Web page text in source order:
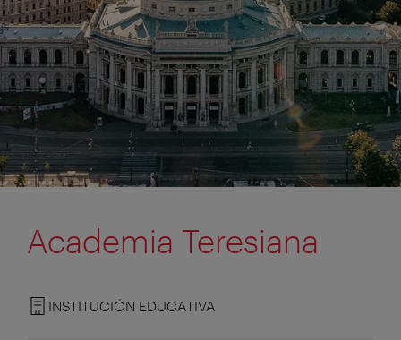
Academia Teresiana
INSTITUCIÓN EDUCATIVA